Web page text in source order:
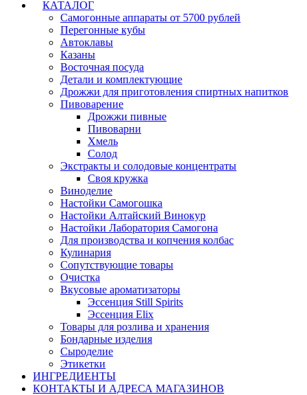
КАТАЛОГ
Самогонные аппараты от 5700 рублей
Перегонные кубы
Автоклавы
Казаны
Восточная посуда
Детали и комплектующие
Дрожжи для приготовления спиртных напитков
Пивоварение
Дрожжи пивные
Пивоварни
Хмель
Солод
Экстракты и солодовые концентраты
Своя кружка
Виноделие
Настойки Самогошка
Настойки Алтайский Винокур
Настойки Лаборатория Самогона
Для производства и копчения колбас
Кулинария
Сопутствующие товары
Очистка
Вкусовые ароматизаторы
Эссенция Still Spirits
Эссенция Elix
Товары для розлива и хранения
Бондарные изделия
Cыроделие
Этикетки
ИНГРЕДИЕНТЫ
КОНТАКТЫ И АДРЕСА МАГАЗИНОВ